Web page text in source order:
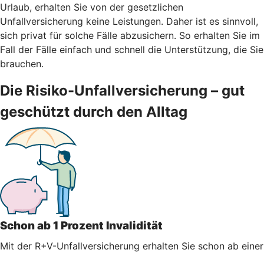
Urlaub, erhalten Sie von der gesetzlichen
Unfallversicherung keine Leistungen. Daher ist es sinnvoll,
sich privat für solche Fälle abzusichern. So erhalten Sie im
Fall der Fälle einfach und schnell die Unterstützung, die Sie
brauchen.
Die Risiko-Unfallversicherung – gut
geschützt durch den Alltag
Schon ab 1 Prozent Invalidität
Mit der R+V-Unfallversicherung erhalten Sie schon ab einer